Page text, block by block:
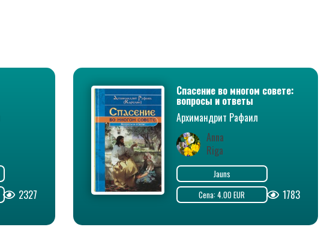
2327
Спасение во многом совете:
вопросы и ответы
Архимандрит Рафаил
(Карелин)
Anna
Riga
Jauns
Cena: 4.00 EUR
1783